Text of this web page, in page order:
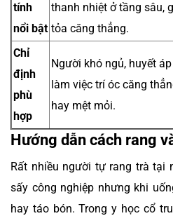
tính
nổi bật
thanh nhiệt ở tầng sâu,
tỏa căng thẳng.
Chỉ
định
phù
hợp
Người khó ngủ, huyết
làm việc trí óc căng
hay mệt mỏi.
Hướng dẫn cách rang
Rất nhiều người tự rang trà tại
sấy công nghiệp nhưng khi
hay táo bón. Trong y học cổ